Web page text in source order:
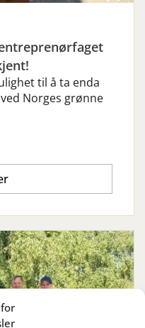
til å ta enda
Norges grønne